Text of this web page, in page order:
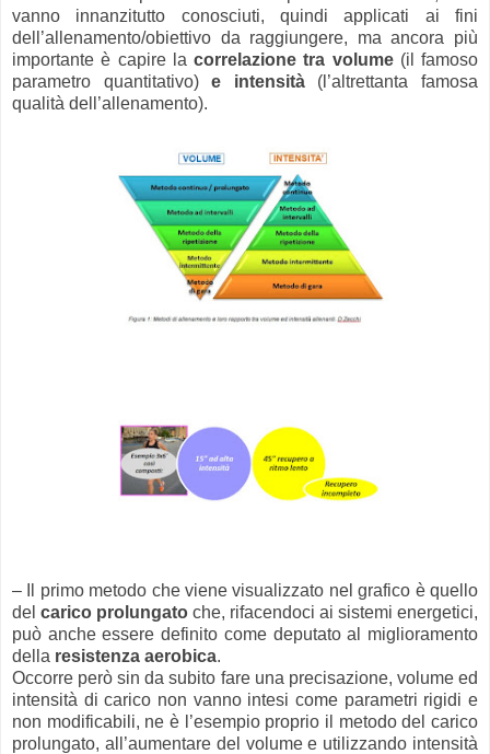
vanno innanzitutto conosciuti, quindi applicati ai fini
dell’allenamento/obiettivo da raggiungere, ma ancora più
importante è capire la correlazione tra volume(il famoso
parametro quantitativo)e intensità(l’altrettanta famosa
qualità dell’allenamento).
– Il primo metodo che viene visualizzato nel grafico è quello
del carico prolungato che, rifacendoci ai sistemi energetici,
può anche essere definito come deputato al miglioramento
della resistenza aerobica.
Occorre però sin da subito fare una precisazione, volume ed
intensità di carico non vanno intesi come parametri rigidi e
non modificabili, ne è l’esempio proprio il metodo del carico
prolungato, all’aumentare del volume e utilizzando intensità